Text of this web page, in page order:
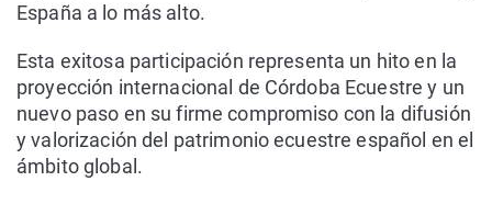
España a lo más alto.
Esta exitosa participación representa un hito en la
proyección internacional de Córdoba Ecuestre y un
nuevo paso en su firme compromiso con la difusión
y valorización del patrimonio ecuestre español en el
ámbito global.